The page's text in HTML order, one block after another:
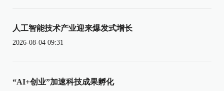
人工智能技术产业迎来爆发式增长
2026-08-04 09:31
“AI+创业”加速科技成果孵化